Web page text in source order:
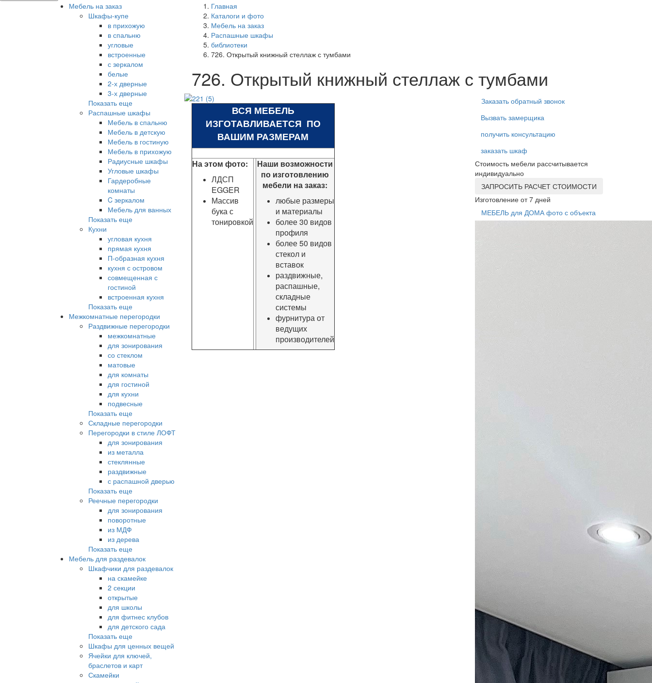
Мебель на заказ
Шкафы-купе
в прихожую
в спальню
угловые
встроенные
с зеркалом
белые
2-х дверные
3-х дверные
Показать еще
Распашные шкафы
Мебель в спальню
Мебель в детскую
Мебель в гостиную
Мебель в прихожую
Радиусные шкафы
Угловые шкафы
Гардеробные
комнаты
C зеркалом
Мебель для ванных
Показать еще
Кухни
угловая кухня
прямая кухня
П-образная кухня
кухня с островом
совмещенная с
гостиной
встроенная кухня
Показать еще
Межкомнатные перегородки
Раздвижные перегородки
межкомнатные
для зонирования
со стеклом
матовые
для комнаты
для гостиной
для кухни
подвесные
Показать еще
Складные перегородки
Перегородки в стиле ЛОФТ
для зонирования
из металла
стеклянные
раздвижные
с распашной дверью
Показать еще
Реечные перегородки
для зонирования
поворотные
из МДФ
из дерева
Показать еще
Мебель для раздевалок
Шкафчики для раздевалок
на скамейке
2 секции
открытые
для школы
для фитнес клубов
для детского сада
Показать еще
Шкафы для ценных вещей
Ячейки для ключей,
браслетов и карт
Скамейки
Главная
Каталоги и фото
Мебель на заказ
Распашные шкафы
библиотеки
726. Открытый книжный стеллаж с тумбами
726. Открытый книжный стеллаж с тумбами
ВСЯ МЕБЕЛЬ
ИЗГОТАВЛИВАЕТСЯ ПО
ВАШИМ РАЗМЕРАМ
На этом фото:
ЛДСП
EGGER
Массив
бука с
тонировкой
Наши возможности
по изготовлению
мебели на заказ:
любые размеры
и материалы
более 30 видов
профиля
более 50 видов
стекол и
вставок
раздвижные,
распашные,
складные
системы
фурнитура от
ведущих
производителей
Заказать обратный звонок
Вызвать замерщика
получить консультацию
заказать шкаф
Стоимость мебели рассчитывается
индивидуально
ЗАПРОСИТЬ РАСЧЕТ СТОИМОСТИ
Изготовление от 7 дней
МЕБЕЛЬ для ДОМА фото с объекта